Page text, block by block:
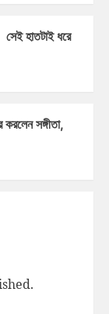
সেই হাতটাই ধরে
করলেন সঙ্গীতা,